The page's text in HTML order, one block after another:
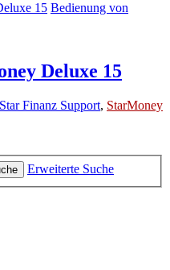
15 Bedienung von
Deluxe 15
Star Finanz Support, StarMoney
Erweiterte Suche